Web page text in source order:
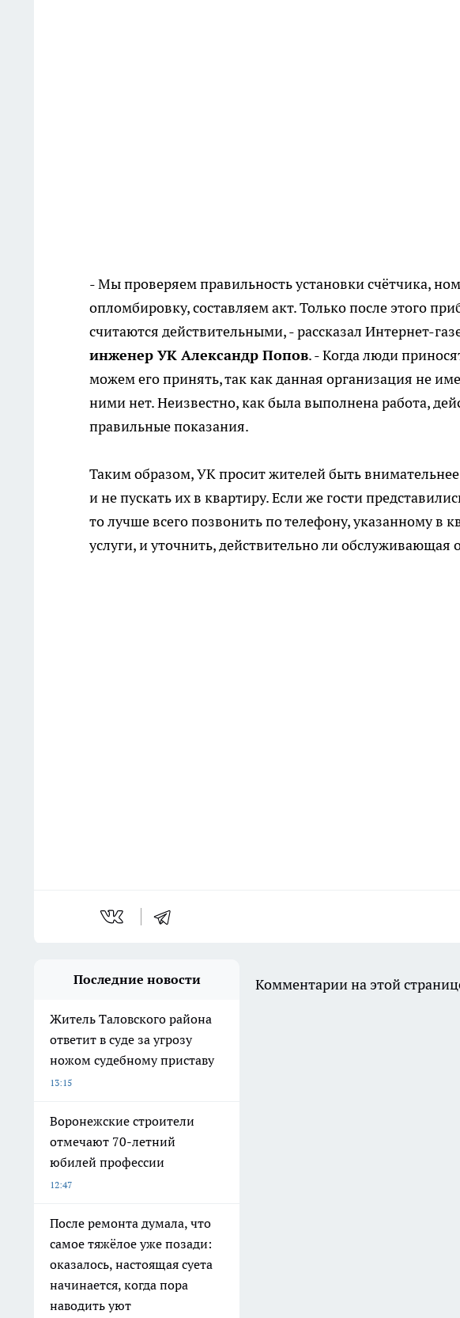
- Мы проверяем правильность установки счётчика,
опломбировку, составляем акт. Только после этого
считаются действительными, - рассказал Интернет-
инженер УК Александр Попов. - Когда люди
можем его принять, так как данная организация не
ними нет. Неизвестно, как была выполнена работа,
правильные показания.
Таким образом, УК просит жителей быть
и не пускать их в квартиру. Если же гости
то лучше всего позвонить по телефону, указанному
услуги, и уточнить, действительно ли обслуживающая
Последние новости
Житель Таловского района
ответит в суде за угрозу
ножом судебному приставу
13:15
Воронежские строители
отмечают 70-летний
юбилей профессии
12:47
После ремонта думала, что
самое тяжёлое уже позади:
оказалось, настоящая суета
начинается, когда пора
наводить уют
Комментарии на этой